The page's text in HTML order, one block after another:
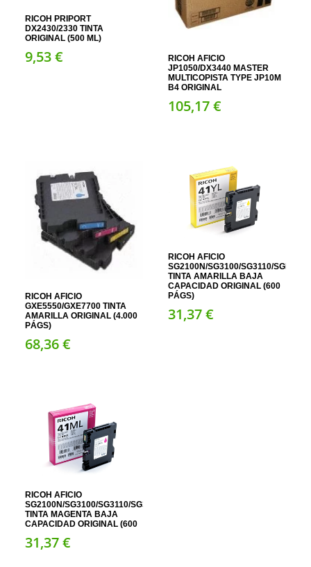
RICOH PRIPORT
DX2430/2330 TINTA
ORIGINAL (500 ML)
9,53€
RICOH AFICIO
JP1050/DX3440 MASTER
MULTICOPISTA TYPE JP10M
B4 ORIGINAL
105,17€
RICOH AFICIO
GXE5550/GXE7700 TINTA
AMARILLA ORIGINAL (4.000
PÁGS)
68,36€
RICOH AFICIO
SG2100N/SG3100/SG3110/
TINTA AMARILLA BAJA
CAPACIDAD ORIGINAL (600
PÁGS)
31,37€
RICOH AFICIO
SG2100N/SG3100/SG3110/SG3120/SGK3100/SG7100
TINTA MAGENTA BAJA
CAPACIDAD ORIGINAL (600
31,37€